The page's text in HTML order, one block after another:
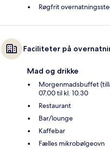
Røgfrit
Faciliteter på
Mad og drikke
Morgenmadsbuffet
07.00 til kl. 10.30
Restaurant
Bar/lounge
Kaffebar
Fælles mikrobølgeovn